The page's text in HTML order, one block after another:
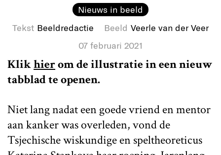
Nieuws in beeld
Tekst Beeldredactie Beeld Veerle van der Veer
07 februari 2021
Klikhierom de illustratie in een nieuw
tabblad te openen.
Niet lang nadat een goede vriend en mentor
aan kanker was overleden, vond de
Tsjechische wiskundige en speltheoreticus